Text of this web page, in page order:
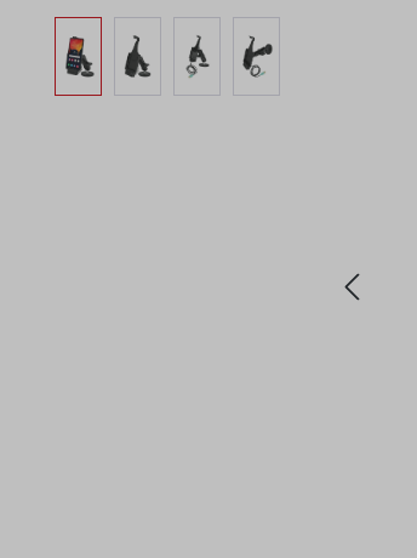
Bildergalerie überspringen